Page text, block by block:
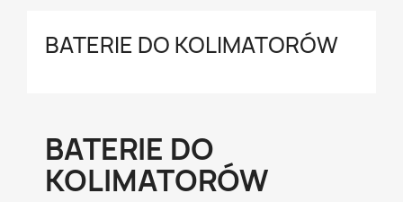
BATERIE DO KOLIMATORÓW
BATERIE DO
KOLIMATORÓW